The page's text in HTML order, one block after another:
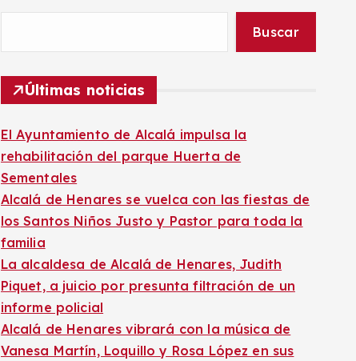
Buscar
Últimas noticias
El Ayuntamiento de Alcalá impulsa la
rehabilitación del parque Huerta de
Sementales
Alcalá de Henares se vuelca con las fiestas de
los Santos Niños Justo y Pastor para toda la
familia
La alcaldesa de Alcalá de Henares, Judith
Piquet, a juicio por presunta filtración de un
informe policial
Alcalá de Henares vibrará con la música de
Vanesa Martín, Loquillo y Rosa López en sus